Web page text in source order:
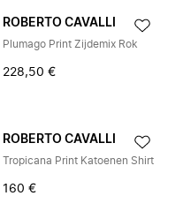
ROBERTO CAVALLI
Plumago Print Zijdemix Rok
228,50 €
ROBERTO CAVALLI
Tropicana Print Katoenen Shirt
160 €